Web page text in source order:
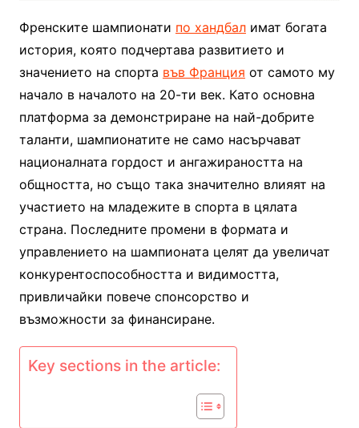
Френските шампионати по хандбалимат богата
история, която подчертава развитието и
значението на спорта във Франция от самото му
начало в началото на 20-ти век. Като основна
платформа за демонстриране на най-добрите
таланти, шампионатите не само насърчават
националната гордост и ангажираността на
общността, но също така значително влияят на
участието на младежите в спорта в цялата
страна. Последните промени в формата и
управлението на шампионата целят да увеличат
конкурентоспособността и видимостта,
привличайки повече спонсорство и
възможности за финансиране.
Key sections in the article: